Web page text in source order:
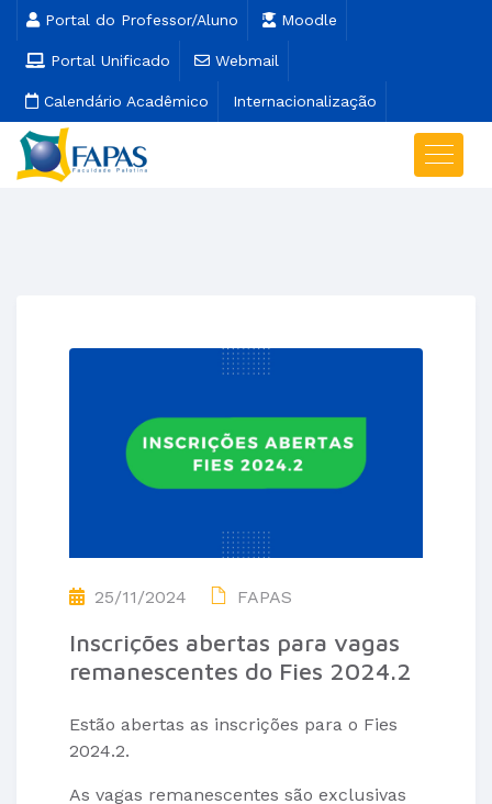
Portal do Professor/Aluno Moodle
Portal Unificado Webmail
Calendário Acadêmico Internacionalização
25/11/2024 FAPAS
Inscrições abertas para vagas
remanescentes do Fies 2024.2
Estão abertas as inscrições para o Fies
2024.2.
As vagas remanescentes são exclusivas